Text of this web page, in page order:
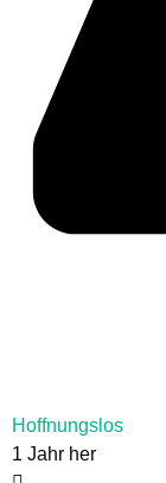
Hoffnungslos
1 Jahr her